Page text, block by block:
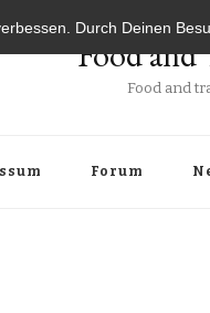
Durch Deinen
Food and
Food and
Forum